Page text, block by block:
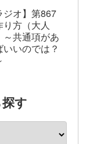
ジオ】第867
方（大人
共通項があ
いのでは？
す